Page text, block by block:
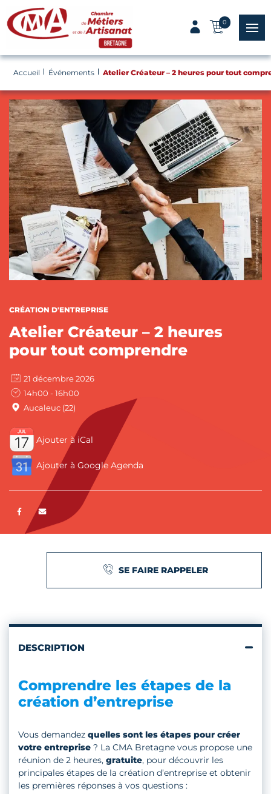
Panneau de gestion des cookies
0
menu
Accueil Événements Atelier Créateur – 2 heures pour tout
CATÉGORIES :
CRÉATION D'ENTREPRISE
Atelier Créateur – 2 heures
pour tout comprendre
21 décembre 2026
14h00 - 16h00
Aucaleuc (22)
Ajouter à iCal
Ajouter à Google Agenda
Partager sur Facebook
ENVOYER PAR E-MAIL
SE FAIRE RAPPELER
DESCRIPTION
Comprendre les étapes de la
création d’entreprise
Vous demandez quelles sont les étapes pour créer
votre entreprise ? La CMA Bretagne vous propose une
réunion de 2 heures, gratuite, pour découvrir les
principales étapes de la création d’entreprise et obtenir
les premières réponses à vos questions :